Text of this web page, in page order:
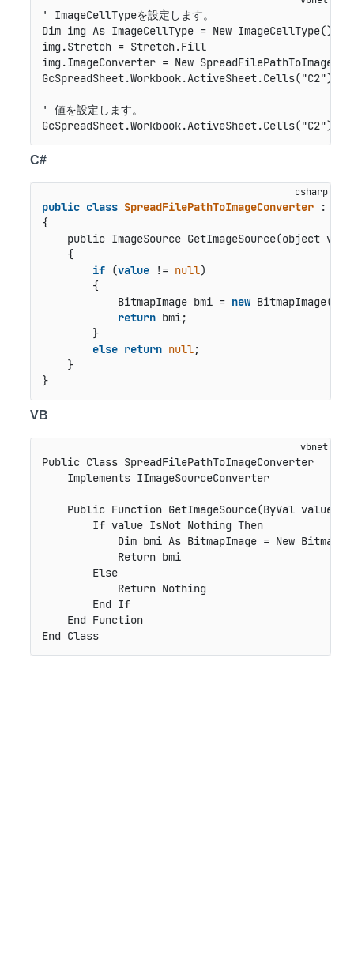
' ImageCellTypeを設定します。
Dim img As ImageCellType = New ImageCellType()
img.Stretch = Stretch.Fill
img.ImageConverter = New
' 値を設定します。
C#
public class SpreadFilePathToImageConverter :
{
public ImageSource GetImageSource(object
    {
if (value != null)
        {
            BitmapImage bmi =
new BitmapImage(
return bmi;
        }
else return null;
    }
}
VB
Public Class SpreadFilePathToImageConverter
    Implements IImageSourceConverter
Public Function GetImageSource(ByVal value
        If value IsNot Nothing Then
Dim bmi As BitmapImage = New
            Return bmi
        Else
            Return Nothing
        End If
    End Function
End Class